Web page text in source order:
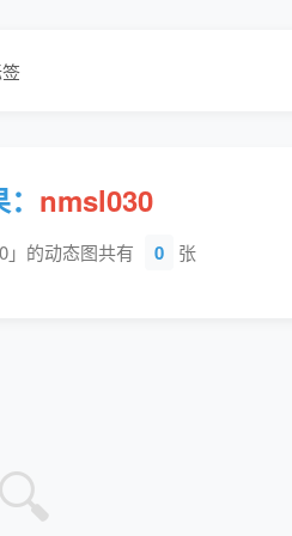
nmsl030
」的动态图共有 0 张
🔍